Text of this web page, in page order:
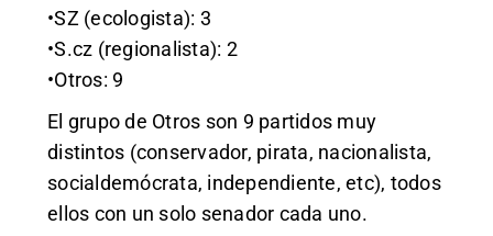
•SZ (ecologista): 3
•S.cz (regionalista): 2
•Otros: 9
El grupo de Otros son 9 partidos muy
distintos (conservador, pirata, nacionalista,
socialdemócrata, independiente, etc), todos
ellos con un solo senador cada uno.